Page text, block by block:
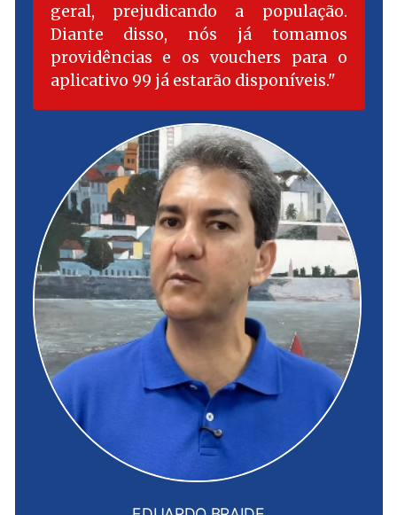
geral, prejudicando a população.
Diante disso, nós já tomamos
providências e os vouchers para o
aplicativo 99 já estarão disponíveis.